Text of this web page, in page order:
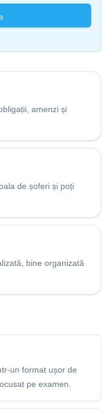
amenzi și
de șoferi și poți
bine organizată
un format ușor de
pe examen.